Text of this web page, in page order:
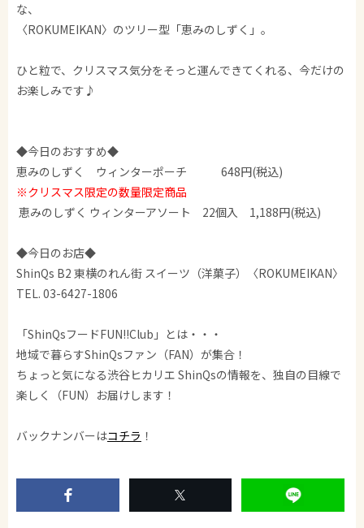
な、
〈ROKUMEIKAN〉のツリー型「恵みのしずく」。
ひと粒で、クリスマス気分をそっと運んできてくれる、今だけの
お楽しみです♪
◆今日のおすすめ◆
恵みのしずく ウィンターポーチ 648円(税込)
※クリスマス限定の数量限定商品
恵みのしずく ウィンターアソート 22個入 1,188円(税込)
◆今日のお店◆
ShinQs B2 東横のれん街 スイーツ（洋菓子）〈ROKUMEIKAN〉
TEL. 03-6427-1806
「ShinQsフードFUN!!Club」とは・・・
地域で暮らすShinQsファン（FAN）が集合！
ちょっと気になる渋谷ヒカリエ ShinQsの情報を、独自の目線で
楽しく（FUN）お届けします！
バックナンバーはコチラ ！